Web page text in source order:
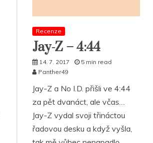
Recenze
Jay-Z – 4:44
14. 7. 2017
5 min read
Panther49
Jay-Z a No I.D. přišli ve 4:44
za pět dvanáct, ale včas…
Jay-Z vydal svoji třináctou
řadovou desku a když vyšla,